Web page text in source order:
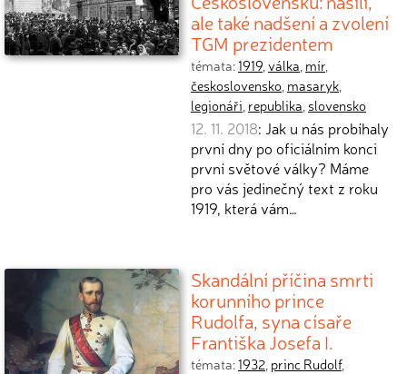
ale také nadšení a zvolení
TGM prezidentem
témata:1919,válka, mír,
československo, masaryk,
legionáři, republika, slovensko
12. 11. 2018: Jak u nás probíhaly
první dny po oficiálním konci
první světové války? Máme
pro vás jedinečný text z roku
1919, která vám…
Skandální příčina smrti
korunního prince
Rudolfa, syna císaře
Františka Josefa I.
témata:1932, princ Rudolf,